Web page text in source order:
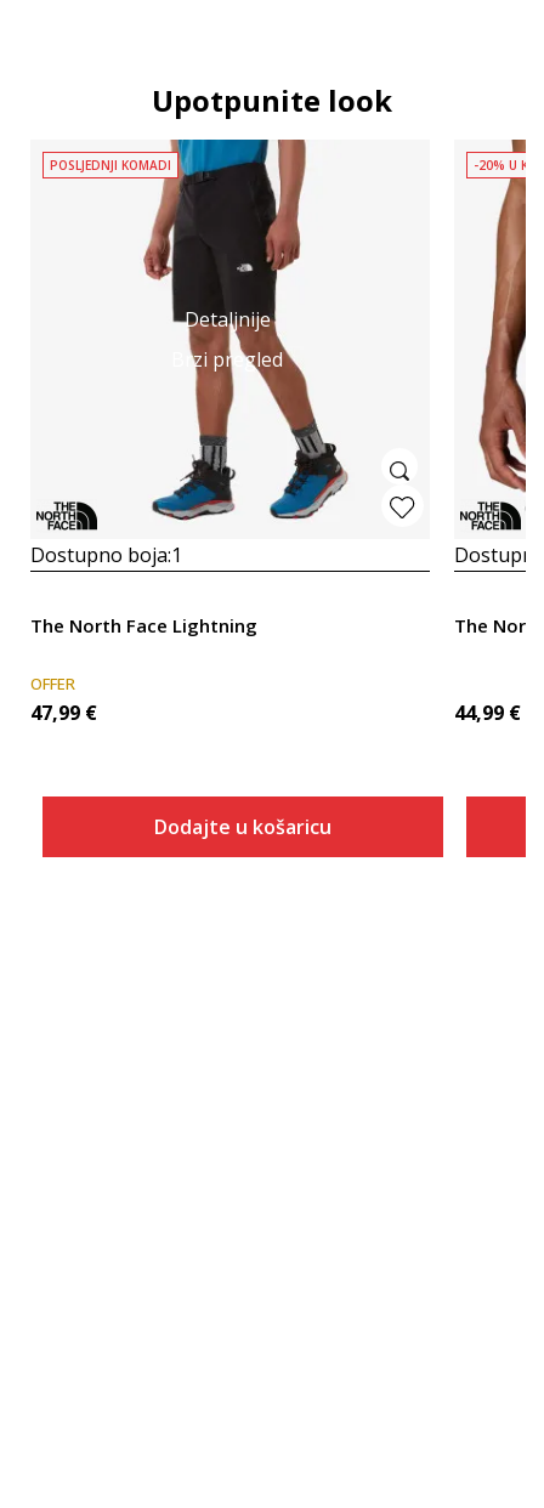
Upotpunite look
Detaljnije
Brzi pregled
POSLJEDNJI KOMADI
Dostupno boja:1
The North Face Lightning
OFFER
47,99 €
Dodajte u košaricu
-20% U
The
44,99 €